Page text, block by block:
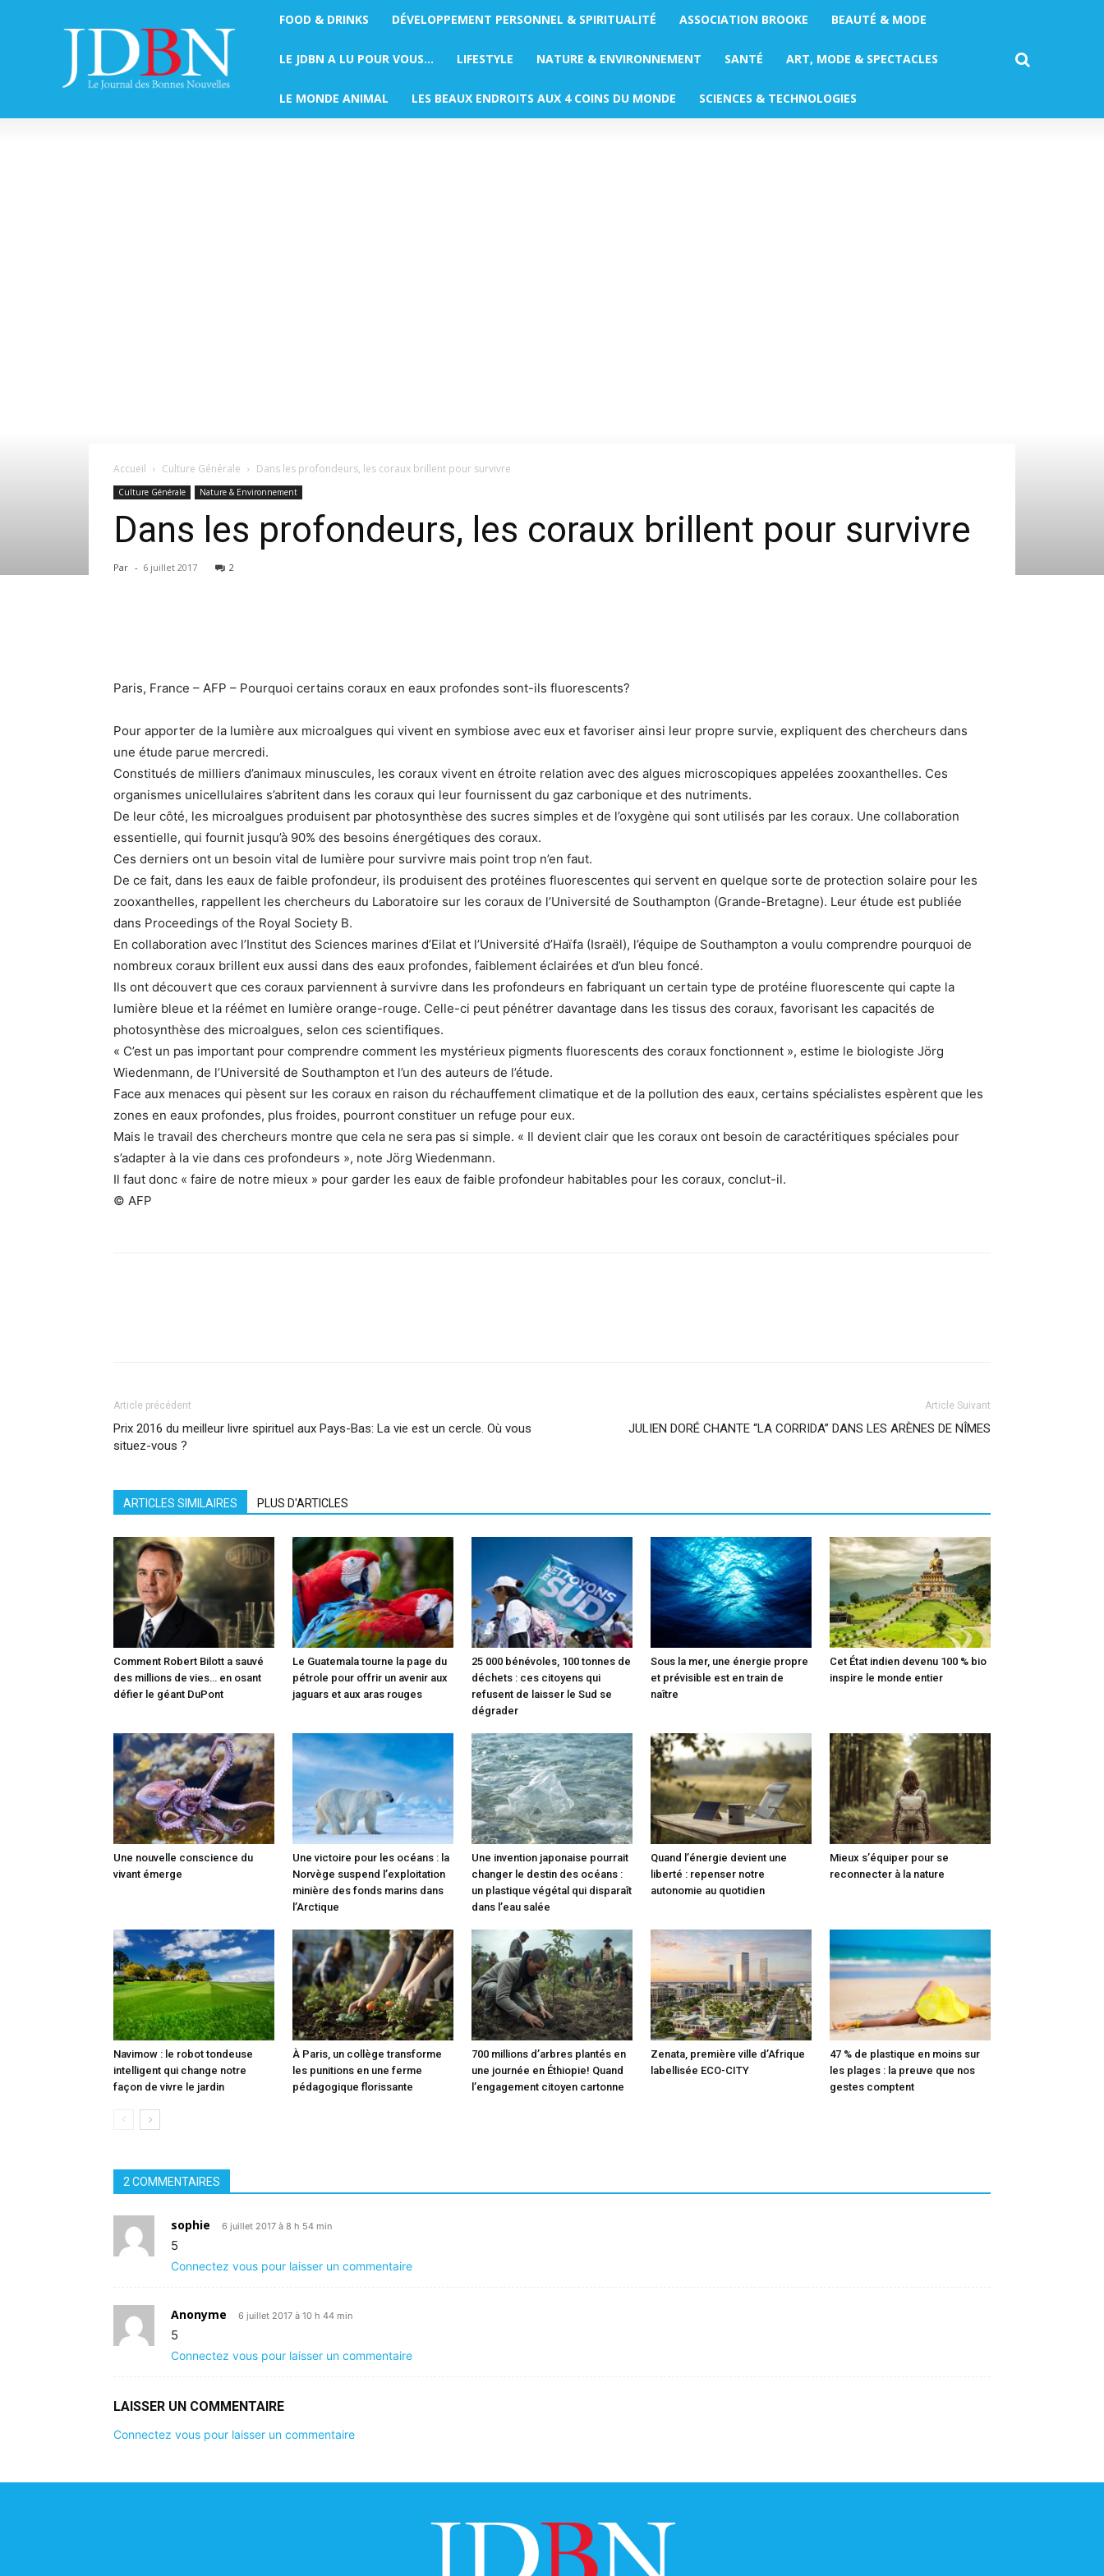
FOOD & DRINKS DÉVELOPPEMENT PERSONNEL & SPIRITUALITÉ ASSOCIATION BROOKE BEAUTÉ & MODE
LE JDBN A LU POUR VOUS… LIFESTYLE NATURE & ENVIRONNEMENT SANTÉ ART, MODE & SPECTACLES
LE MONDE ANIMAL LES BEAUX ENDROITS AUX 4 COINS DU MONDE SCIENCES & TECHNOLOGIES
Accueil Culture Générale Dans les profondeurs, les coraux brillent pour survivre
Culture Générale Nature & Environnement
Dans les profondeurs, les coraux brillent pour survivre
Par - 6 juillet 2017 2
Paris, France – AFP – Pourquoi certains coraux en eaux profondes sont-ils fluorescents?
Pour apporter de la lumière aux microalgues qui vivent en symbiose avec eux et favoriser ainsi leur propre survie, expliquent des chercheurs dans
une étude parue mercredi.
Constitués de milliers d’animaux minuscules, les coraux vivent en étroite relation avec des algues microscopiques appelées zooxanthelles. Ces
organismes unicellulaires s’abritent dans les coraux qui leur fournissent du gaz carbonique et des nutriments.
De leur côté, les microalgues produisent par photosynthèse des sucres simples et de l’oxygène qui sont utilisés par les coraux. Une collaboration
essentielle, qui fournit jusqu’à 90% des besoins énergétiques des coraux.
Ces derniers ont un besoin vital de lumière pour survivre mais point trop n’en faut.
De ce fait, dans les eaux de faible profondeur, ils produisent des protéines fluorescentes qui servent en quelque sorte de protection solaire pour les
zooxanthelles, rappellent les chercheurs du Laboratoire sur les coraux de l’Université de Southampton (Grande-Bretagne). Leur étude est publiée
dans Proceedings of the Royal Society B.
En collaboration avec l’Institut des Sciences marines d’Eilat et l’Université d’Haïfa (Israël), l’équipe de Southampton a voulu comprendre pourquoi de
nombreux coraux brillent eux aussi dans des eaux profondes, faiblement éclairées et d’un bleu foncé.
Ils ont découvert que ces coraux parviennent à survivre dans les profondeurs en fabriquant un certain type de protéine fluorescente qui capte la
lumière bleue et la réémet en lumière orange-rouge. Celle-ci peut pénétrer davantage dans les tissus des coraux, favorisant les capacités de
photosynthèse des microalgues, selon ces scientifiques.
« C’est un pas important pour comprendre comment les mystérieux pigments fluorescents des coraux fonctionnent », estime le biologiste Jörg
Wiedenmann, de l’Université de Southampton et l’un des auteurs de l’étude.
Face aux menaces qui pèsent sur les coraux en raison du réchauffement climatique et de la pollution des eaux, certains spécialistes espèrent que les
zones en eaux profondes, plus froides, pourront constituer un refuge pour eux.
Mais le travail des chercheurs montre que cela ne sera pas si simple. « Il devient clair que les coraux ont besoin de caractéritiques spéciales pour
s’adapter à la vie dans ces profondeurs », note Jörg Wiedenmann.
Il faut donc « faire de notre mieux » pour garder les eaux de faible profondeur habitables pour les coraux, conclut-il.
© AFP
Article précédent
Prix 2016 du meilleur livre spirituel aux Pays-Bas: La vie est un cercle. Où vous
situez-vous ?
Article Suivant
JULIEN DORÉ CHANTE “LA CORRIDA” DANS LES ARÈNES DE NÎMES
ARTICLES SIMILAIRES PLUS D'ARTICLES
Comment Robert Bilott a sauvé
des millions de vies… en osant
défier le géant DuPont
Le Guatemala tourne la page du
pétrole pour offrir un avenir aux
jaguars et aux aras rouges
25 000 bénévoles, 100 tonnes de
déchets : ces citoyens qui
refusent de laisser le Sud se
dégrader
Sous la mer, une énergie propre
et prévisible est en train de
naître
Cet État indien devenu 100 % bio
inspire le monde entier
Une nouvelle conscience du
vivant émerge
Une victoire pour les océans : la
Norvège suspend l’exploitation
minière des fonds marins dans
l’Arctique
Une invention japonaise pourrait
changer le destin des océans :
un plastique végétal qui disparaît
dans l’eau salée
Quand l’énergie devient une
liberté : repenser notre
autonomie au quotidien
Mieux s’équiper pour se
reconnecter à la nature
Navimow : le robot tondeuse
intelligent qui change notre
façon de vivre le jardin
À Paris, un collège transforme
les punitions en une ferme
pédagogique florissante
700 millions d’arbres plantés en
une journée en Éthiopie! Quand
l’engagement citoyen cartonne
Zenata, première ville d’Afrique
labellisée ECO-CITY
47 % de plastique en moins sur
les plages : la preuve que nos
gestes comptent
2 COMMENTAIRES
sophie 6 juillet 2017 à 8 h 54 min
5
Connectez vous pour laisser un commentaire
Anonyme 6 juillet 2017 à 10 h 44 min
5
Connectez vous pour laisser un commentaire
LAISSER UN COMMENTAIRE
Connectez vous pour laisser un commentaire